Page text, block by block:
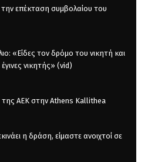
επέκταση συμβολαίου του
«Είδες τον δρόμο του νικητή και
νικητής» (vid)
της ΑΕΚ στην Athens Kallithea
η δράση, είμαστε ανοιχτοί σε